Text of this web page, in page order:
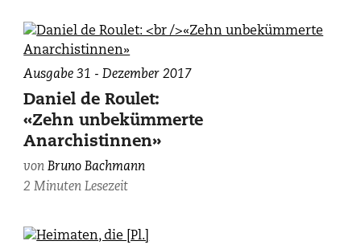
Ausgabe 31 - Dezember 2017
Daniel de Roulet:
«Zehn unbekümmerte
Anarchistinnen»
vonBruno Bachmann
2 Minuten Lesezeit